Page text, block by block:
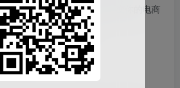
自动发货软件】，它将彻底改变你的电商
程自动化，效率翻倍。